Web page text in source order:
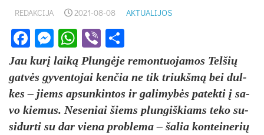
REDAKCIJA 2021-08-08 AKTUALIJOS
Facebook
Messenger
WhatsApp
Viber
Jau kurį laiką Plungė­je remontuojamos Tel­šių
gatvės gy­ven­to­jai ken­čia ne tik triukšmą bei dul­
kes – jiems ap­sun­kin­tos ir ga­li­mybės pa­tek­ti į sa­
vo kie­mus. Ne­se­niai šiems plun­giš­kiams te­ko su­
si­dur­ti su dar vie­na pro­ble­ma – ša­lia kon­tei­ne­rių